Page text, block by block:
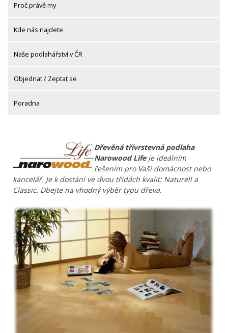
Proč právě my
Kde nás najdete
Naše podlahářství v ČR
Objednat / Zeptat se
Poradna
Dřevěná třívrstevná podlaha
Narowood Lifeje ideálním
řešením pro Vaši domácnost nebo
kancelář. Je k dostání ve dvou třídách kvalit: Naturell a
Classic. Dbejte na vhodný výběr typu dřeva.